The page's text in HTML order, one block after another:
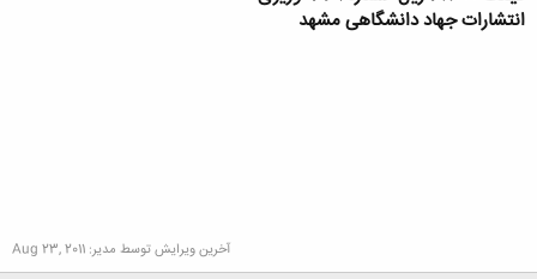
انتشارات جهاد دانشگاهی مشهد
آخرین ویرایش توسط مدیر: Aug 23, 2011